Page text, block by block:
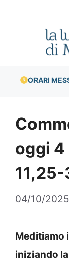
ORARI
oggi
04/10/2025
Meditiamo
iniziando